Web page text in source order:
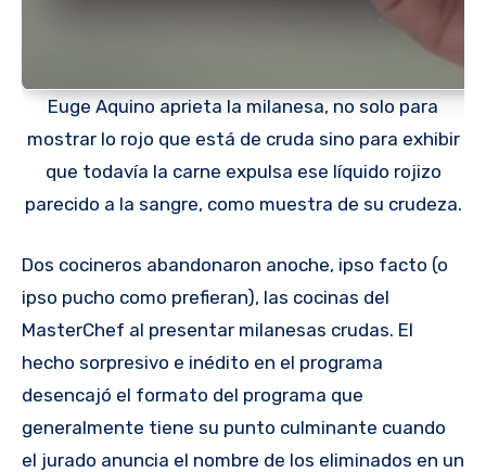
Euge Aquino aprieta la milanesa, no solo para
mostrar lo rojo que está de cruda sino para exhibir
que todavía la carne expulsa ese líquido rojizo
parecido a la sangre, como muestra de su crudeza.
Dos cocineros abandonaron anoche, ipso facto (o
ipso pucho como prefieran), las cocinas del
MasterChef al presentar milanesas crudas. El
hecho sorpresivo e inédito en el programa
desencajó el formato del programa que
generalmente tiene su punto culminante cuando
el jurado anuncia el nombre de los eliminados en un